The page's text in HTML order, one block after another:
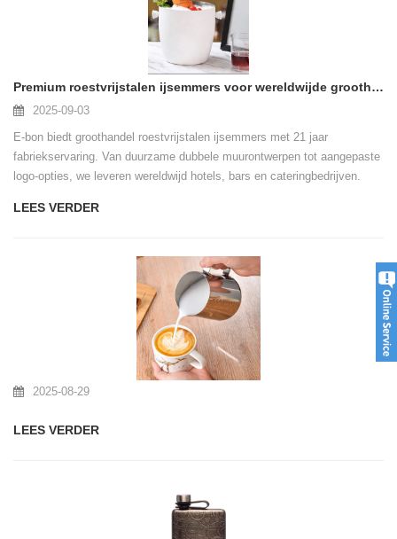
Premium roestvrijstalen ijsemmers voor wereldwijde groothandel kopers
2025-09-03
E-bon biedt groothandel roestvrijstalen ijsemmers met 21 jaar
fabriekservaring. Van duurzame dubbele muurontwerpen tot aangepaste
logo-opties, we leveren wereldwijd hotels, bars en cateringbedrijven.
LEES VERDER
2025-08-29
LEES VERDER